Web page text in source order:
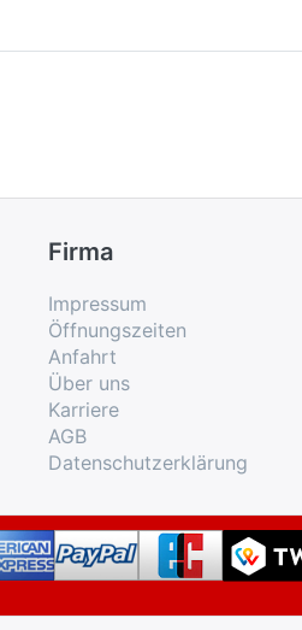
Firma
Impressum
Öffnungszeiten
Anfahrt
Über uns
Karriere
AGB
Datenschutzerklärung